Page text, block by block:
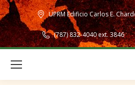
UPRM Edificio Carlos E.
(787) 832-4040 ext. 3846